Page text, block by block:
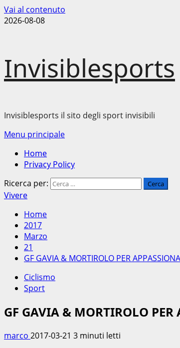
Vai al contenuto
2026-08-08
Invisiblesports
Invisiblesports il sito degli sport invisibili
Menu principale
Home
Privacy Policy
Ricerca per:
Vivere
Home
2017
Marzo
21
GF GAVIA & MORTIROLO PER
Ciclismo
Sport
GF GAVIA & MORTIROLO PER
marco 2017-03-21 3 minuti letti